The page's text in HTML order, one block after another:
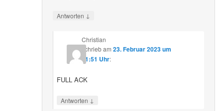
Antworten ↓
Christian
schriebam 23. Februar 2023 um
21:51 Uhr:
FULL ACK
Antworten ↓